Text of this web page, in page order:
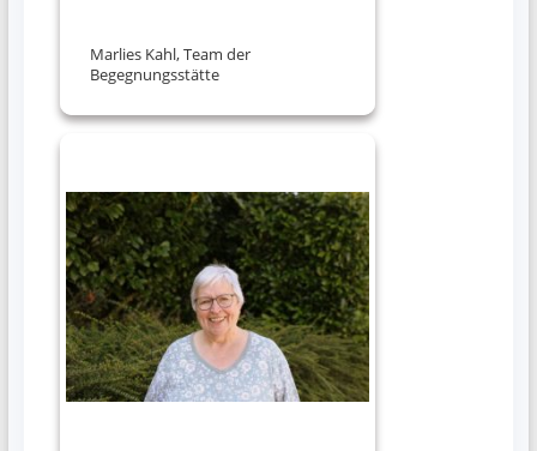
Marlies Kahl, Team der
Begegnungsstätte